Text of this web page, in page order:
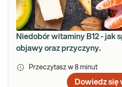
Niedobór witaminy B12 - jak
objawy oraz przyczyny.
Przeczytasz w 8 minut
Dowiedz się